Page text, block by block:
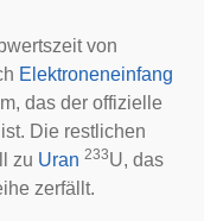
von
Elektroneneinfang
das der offizielle
ist. Die restlichen
zu Uran 233U, das
zerfällt.